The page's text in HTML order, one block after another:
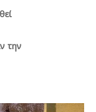
την